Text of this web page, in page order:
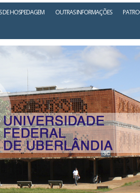
DE HOSPEDAGEM OUTRAS INFORMAÇÕES